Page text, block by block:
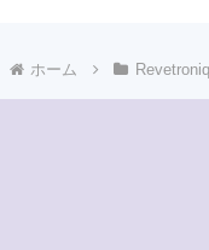
ホーム